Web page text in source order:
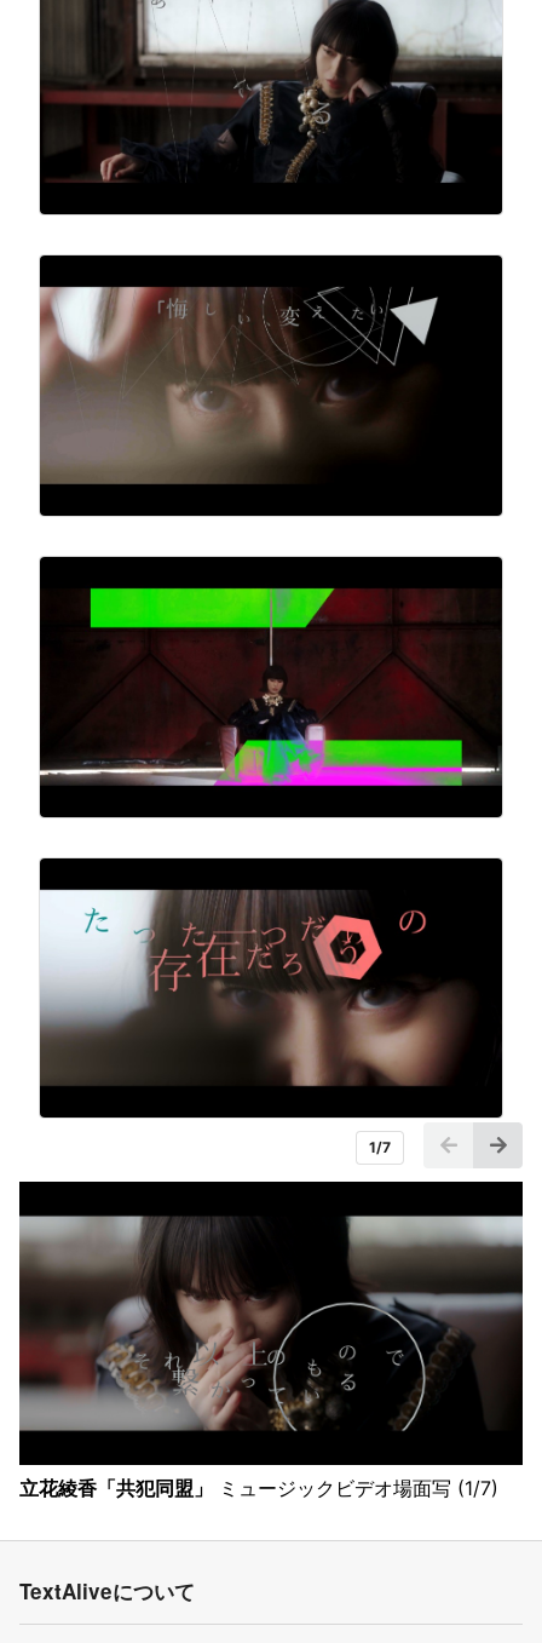
1/7
立花綾香「共犯同盟」 ミュージックビデオ場面写 (1/7)
TextAliveについて